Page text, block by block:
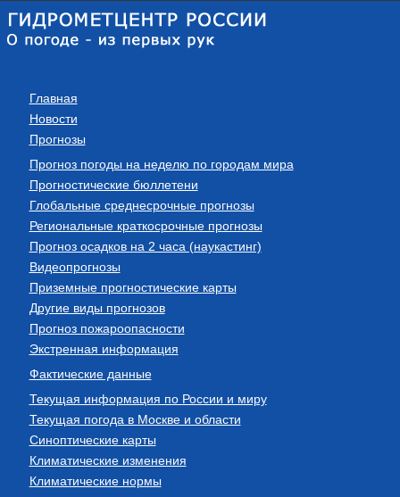
Главная
Новости
Прогнозы
Прогноз погоды на неделю по городам мира
Прогностические бюллетени
Глобальные среднесрочные прогнозы
Региональные краткосрочные прогнозы
Прогноз осадков на 2 часа (наукастинг)
Видеопрогнозы
Приземные прогностические карты
Другие виды прогнозов
Прогноз пожароопасности
Экстренная информация
Фактические данные
Текущая информация по России и миру
Текущая погода в Москве и области
Синоптические карты
Климатические изменения
Климатические нормы